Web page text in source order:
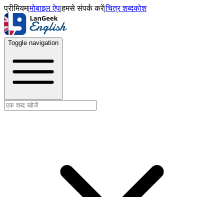
प्रीमियम|मोबाइल ऐप|हमसे संपर्क करें|चित्र शब्दकोश
Toggle navigation